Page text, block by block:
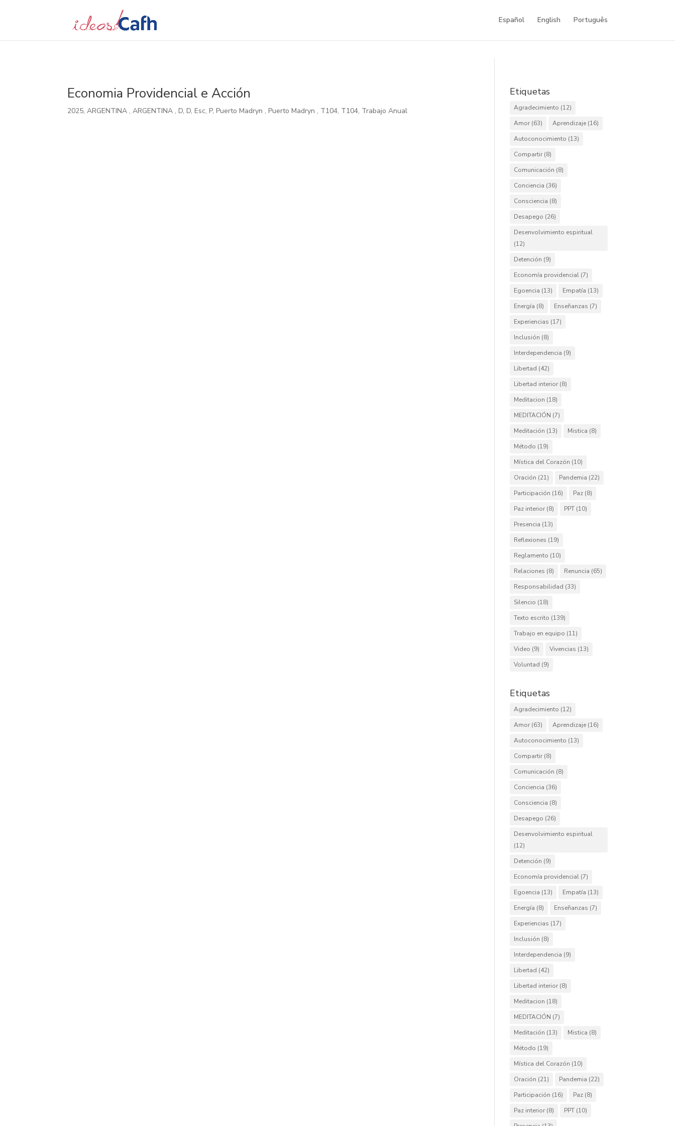
Español English Português
Economia Providencial e Acción
2025,ARGENTINA ,ARGENTINA ,D,D,Esc,P,Puerto Madryn ,Puerto Madryn , T104, T104, Trabajo Anual
Etiquetas
Agradecimiento (12)
Amor (63) Aprendizaje (16)
Autoconocimiento (13)
Compartir (8)
Comunicación (8)
Conciencia (36)
Consciencia (8)
Desapego (26)
Desenvolvimiento espiritual
(12)
Detención (9)
Economía providencial (7)
Egoencia (13) Empatía (13)
Energía (8) Enseñanzas (7)
Experiencias (17)
Inclusión (8)
Interdependencia (9)
Libertad (42)
Libertad interior (8)
Meditacion (18)
MEDITACIÓN (7)
Meditación (13) Mistica (8)
Método (19)
Mística del Corazón (10)
Oración (21) Pandemia (22)
Participación (16) Paz (8)
Paz interior (8) PPT (10)
Presencia (13)
Reflexiones (19)
Reglamento (10)
Relaciones (8) Renuncia (65)
Responsabilidad (33)
Silencio (18)
Texto escrito (139)
Trabajo en equipo (11)
Video (9) Vivencias (13)
Voluntad (9)
Etiquetas
Agradecimiento (12)
Amor (63) Aprendizaje (16)
Autoconocimiento (13)
Compartir (8)
Comunicación (8)
Conciencia (36)
Consciencia (8)
Desapego (26)
Desenvolvimiento espiritual
(12)
Detención (9)
Economía providencial (7)
Egoencia (13) Empatía (13)
Energía (8) Enseñanzas (7)
Experiencias (17)
Inclusión (8)
Interdependencia (9)
Libertad (42)
Libertad interior (8)
Meditacion (18)
MEDITACIÓN (7)
Meditación (13) Mistica (8)
Método (19)
Mística del Corazón (10)
Oración (21) Pandemia (22)
Participación (16) Paz (8)
Paz interior (8) PPT (10)